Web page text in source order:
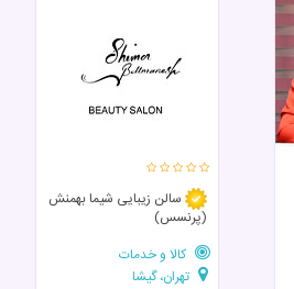
سالن زيبايی شیما بهمنش
(پرنسس)
کالا و خدمات
تهران، گیشا